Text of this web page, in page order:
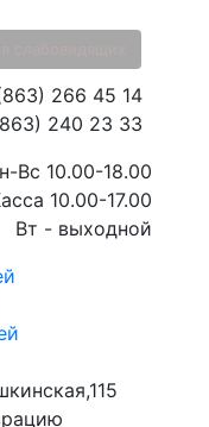
266 45 14
240 23 33
Вс 10.00-18.00
10.00-17.00
Вт - выходной